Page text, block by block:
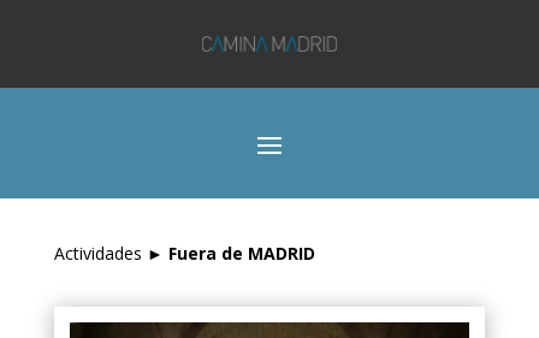
Actividades ► Fuera de MADRID